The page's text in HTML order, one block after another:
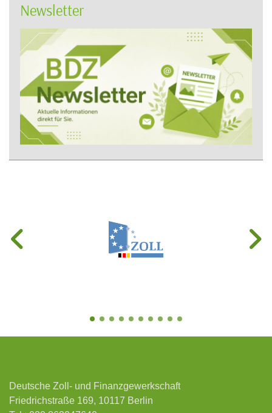
Newsletter
Deutsche Zoll- und Finanzgewerkschaft
Friedrichstraße 169, 10117 Berlin